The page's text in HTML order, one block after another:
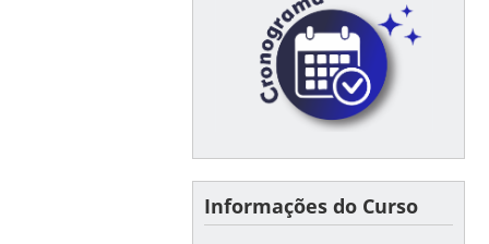
Informações do Curso